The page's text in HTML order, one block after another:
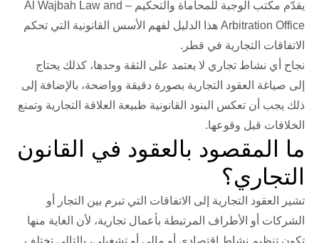
يقدّم
مكتب الوجبة للمحاماة والتحكيم – Al Wajbah Law and
Arbitration Office هذا الدليل لفهم الأسس القانونية التي تحكم
الاتفاقات التجارية في قطر.
نجاح أي نشاط تجاري لا يعتمد على الثقة وحدها، كذلك يحتاج
إلى صياغة العقود التجارية بصورة دقيقة وواضحة، بالإضافة إلى
ذلك يجب أن تعكس البنود القانونية طبيعة العلاقة التجارية وتمنع
الخلافات قبل وقوعها.
ما المقصود بالعقود في القانون
التجاري؟
تشير العقود التجارية إلى الاتفاقات التي تبرم بين التجار أو
الشركات أو الأطراف المرتبطة بأعمال تجارية، لأن الغاية منها
تكون تنظيم نشاط اقتصادي أو مالي أو تشغيلي، بالتالي تختلف